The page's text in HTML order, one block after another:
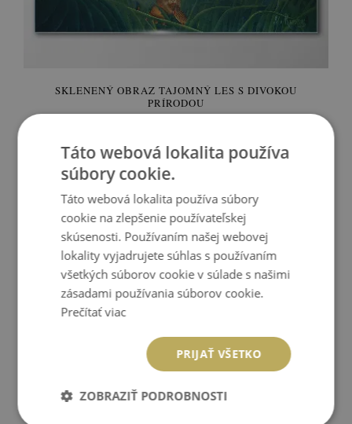
SKLENENÝ OBRAZ TAJOMNÝ LES S DIVOKOU
PRÍRODOU
SKLENENÝ OBRAZ TROPICKÁ DŽUNGĽA S OPICAMI
Táto webová lokalita používa
súbory cookie.
Táto webová lokalita používa súbory
cookie na zlepšenie používateľskej
skúsenosti. Používaním našej webovej
lokality vyjadrujete súhlas s používaním
všetkých súborov cookie v súlade s našimi
zásadami používania súborov cookie.
Prečítať viac
PRIJAŤ VŠETKO
ZOBRAZIŤ PODROBNOSTI